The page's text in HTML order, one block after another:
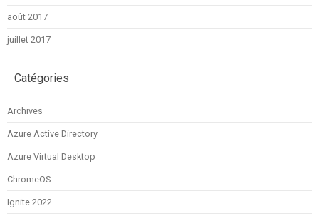
août 2017
juillet 2017
Catégories
Archives
Azure Active Directory
Azure Virtual Desktop
ChromeOS
Ignite 2022